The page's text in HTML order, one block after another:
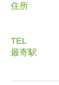
住所
TEL
最寄駅